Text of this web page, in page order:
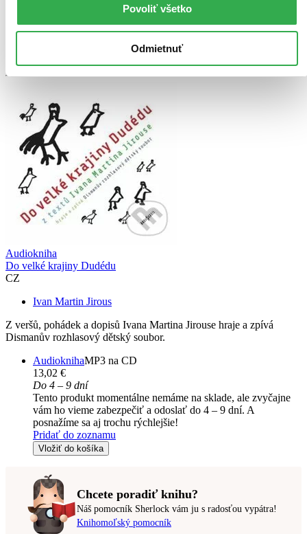
Povoliť všetko
Odmietnuť
Tento produkt momentálne nemáme na sklade, ale zvyčajne
posnažíme sa aj trochu rýchlejšie!
Audiokniha
Do velké krajiny Dudédu
CZ
Ivan Martin Jirous
Z veršů, pohádek a dopisů Ivana Martina Jirouse hraje a zpívá
Dismanův rozhlasový dětský soubor.
AudioknihaMP3 na CD
13,02 €
Do 4 – 9 dní
Tento produkt momentálne nemáme na sklade, ale zvyčajne
vám ho vieme zabezpečiť a odoslať do 4 – 9 dní. A
posnažíme sa aj trochu rýchlejšie!
Pridať do zoznamu
Vložiť do košíka
Chcete poradiť knihu?
Náš pomocník Sherlock vám ju s radosťou vypátra!
Knihomoľský pomocník